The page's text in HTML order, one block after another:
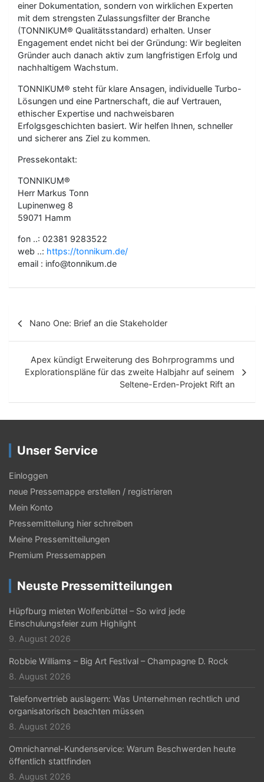
einer Dokumentation, sondern von wirklichen Experten
mit dem strengsten Zulassungsfilter der Branche
(TONNIKUM® Qualitätsstandard) erhalten. Unser
Engagement endet nicht bei der Gründung: Wir begleiten
Gründer auch danach aktiv zum langfristigen Erfolg und
nachhaltigem Wachstum.
TONNIKUM® steht für klare Ansagen, individuelle Turbo-
Lösungen und eine Partnerschaft, die auf Vertrauen,
ethischer Expertise und nachweisbaren
Erfolgsgeschichten basiert. Wir helfen Ihnen, schneller
und sicherer ans Ziel zu kommen.
Pressekontakt:
TONNIKUM®
Herr Markus Tonn
Lupinenweg 8
59071 Hamm
fon ..: 02381 9283522
web ..: https://tonnikum.de/
email : info@tonnikum.de
a
s
-
N
a
v
i
g
a
t
i
o
n
Nano One: Brief an die Stakeholder
Apex kündigt Erweiterung des Bohrprogramms und
Explorationspläne für das zweite Halbjahr auf seinem
Seltene-Erden-Projekt Rift an
Unser Service
Einloggen
neue Pressemappe erstellen / registrieren
Mein Konto
Pressemitteilung hier schreiben
Meine Pressemitteilungen
Premium Pressemappen
Neuste Pressemitteilungen
Hüpfburg mieten Wolfenbüttel – So wird jede
Einschulungsfeier zum Highlight
9. August 2026
Robbie Williams – Big Art Festival – Champagne D. Rock
8. August 2026
Telefonvertrieb auslagern: Was Unternehmen rechtlich und
organisatorisch beachten müssen
8. August 2026
Omnichannel-Kundenservice: Warum Beschwerden heute
öffentlich stattfinden
8. August 2026